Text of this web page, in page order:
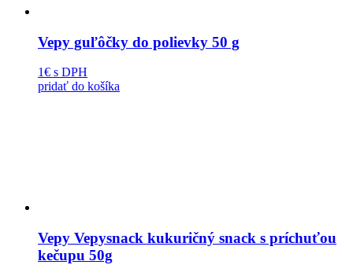
Vepy guľôčky do polievky 50 g
1€ s DPH
pridať do košíka
Vepy Vepysnack kukuričný snack s príchuťou
kečupu 50g